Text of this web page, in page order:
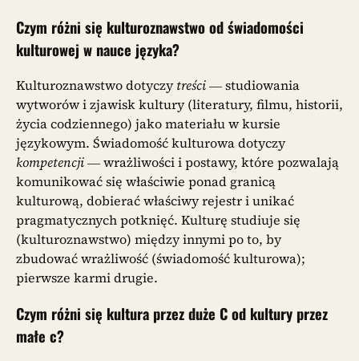
Czym różni się kulturoznawstwo od świadomości
kulturowej w nauce języka?
Kulturoznawstwo dotyczytreści— studiowania
wytworów i zjawisk kultury (literatury, filmu, historii,
życia codziennego) jako materiału w kursie
językowym. Świadomość kulturowa dotyczy
kompetencji— wrażliwości i postawy, które pozwalają
komunikować się właściwie ponad granicą
kulturową, dobierać właściwy rejestr i unikać
pragmatycznych potknięć. Kulturę studiuje się
(kulturoznawstwo) między innymi po to, by
zbudować wrażliwość (świadomość kulturowa);
pierwsze karmi drugie.
Czym różni się kultura przez duże C od kultury przez
małe c?